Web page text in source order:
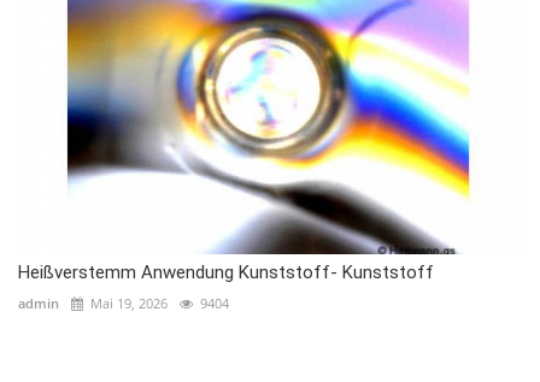
Heißverstemm Anwendung Kunststoff- Kunststoff
admin Mai 19, 2026 9404